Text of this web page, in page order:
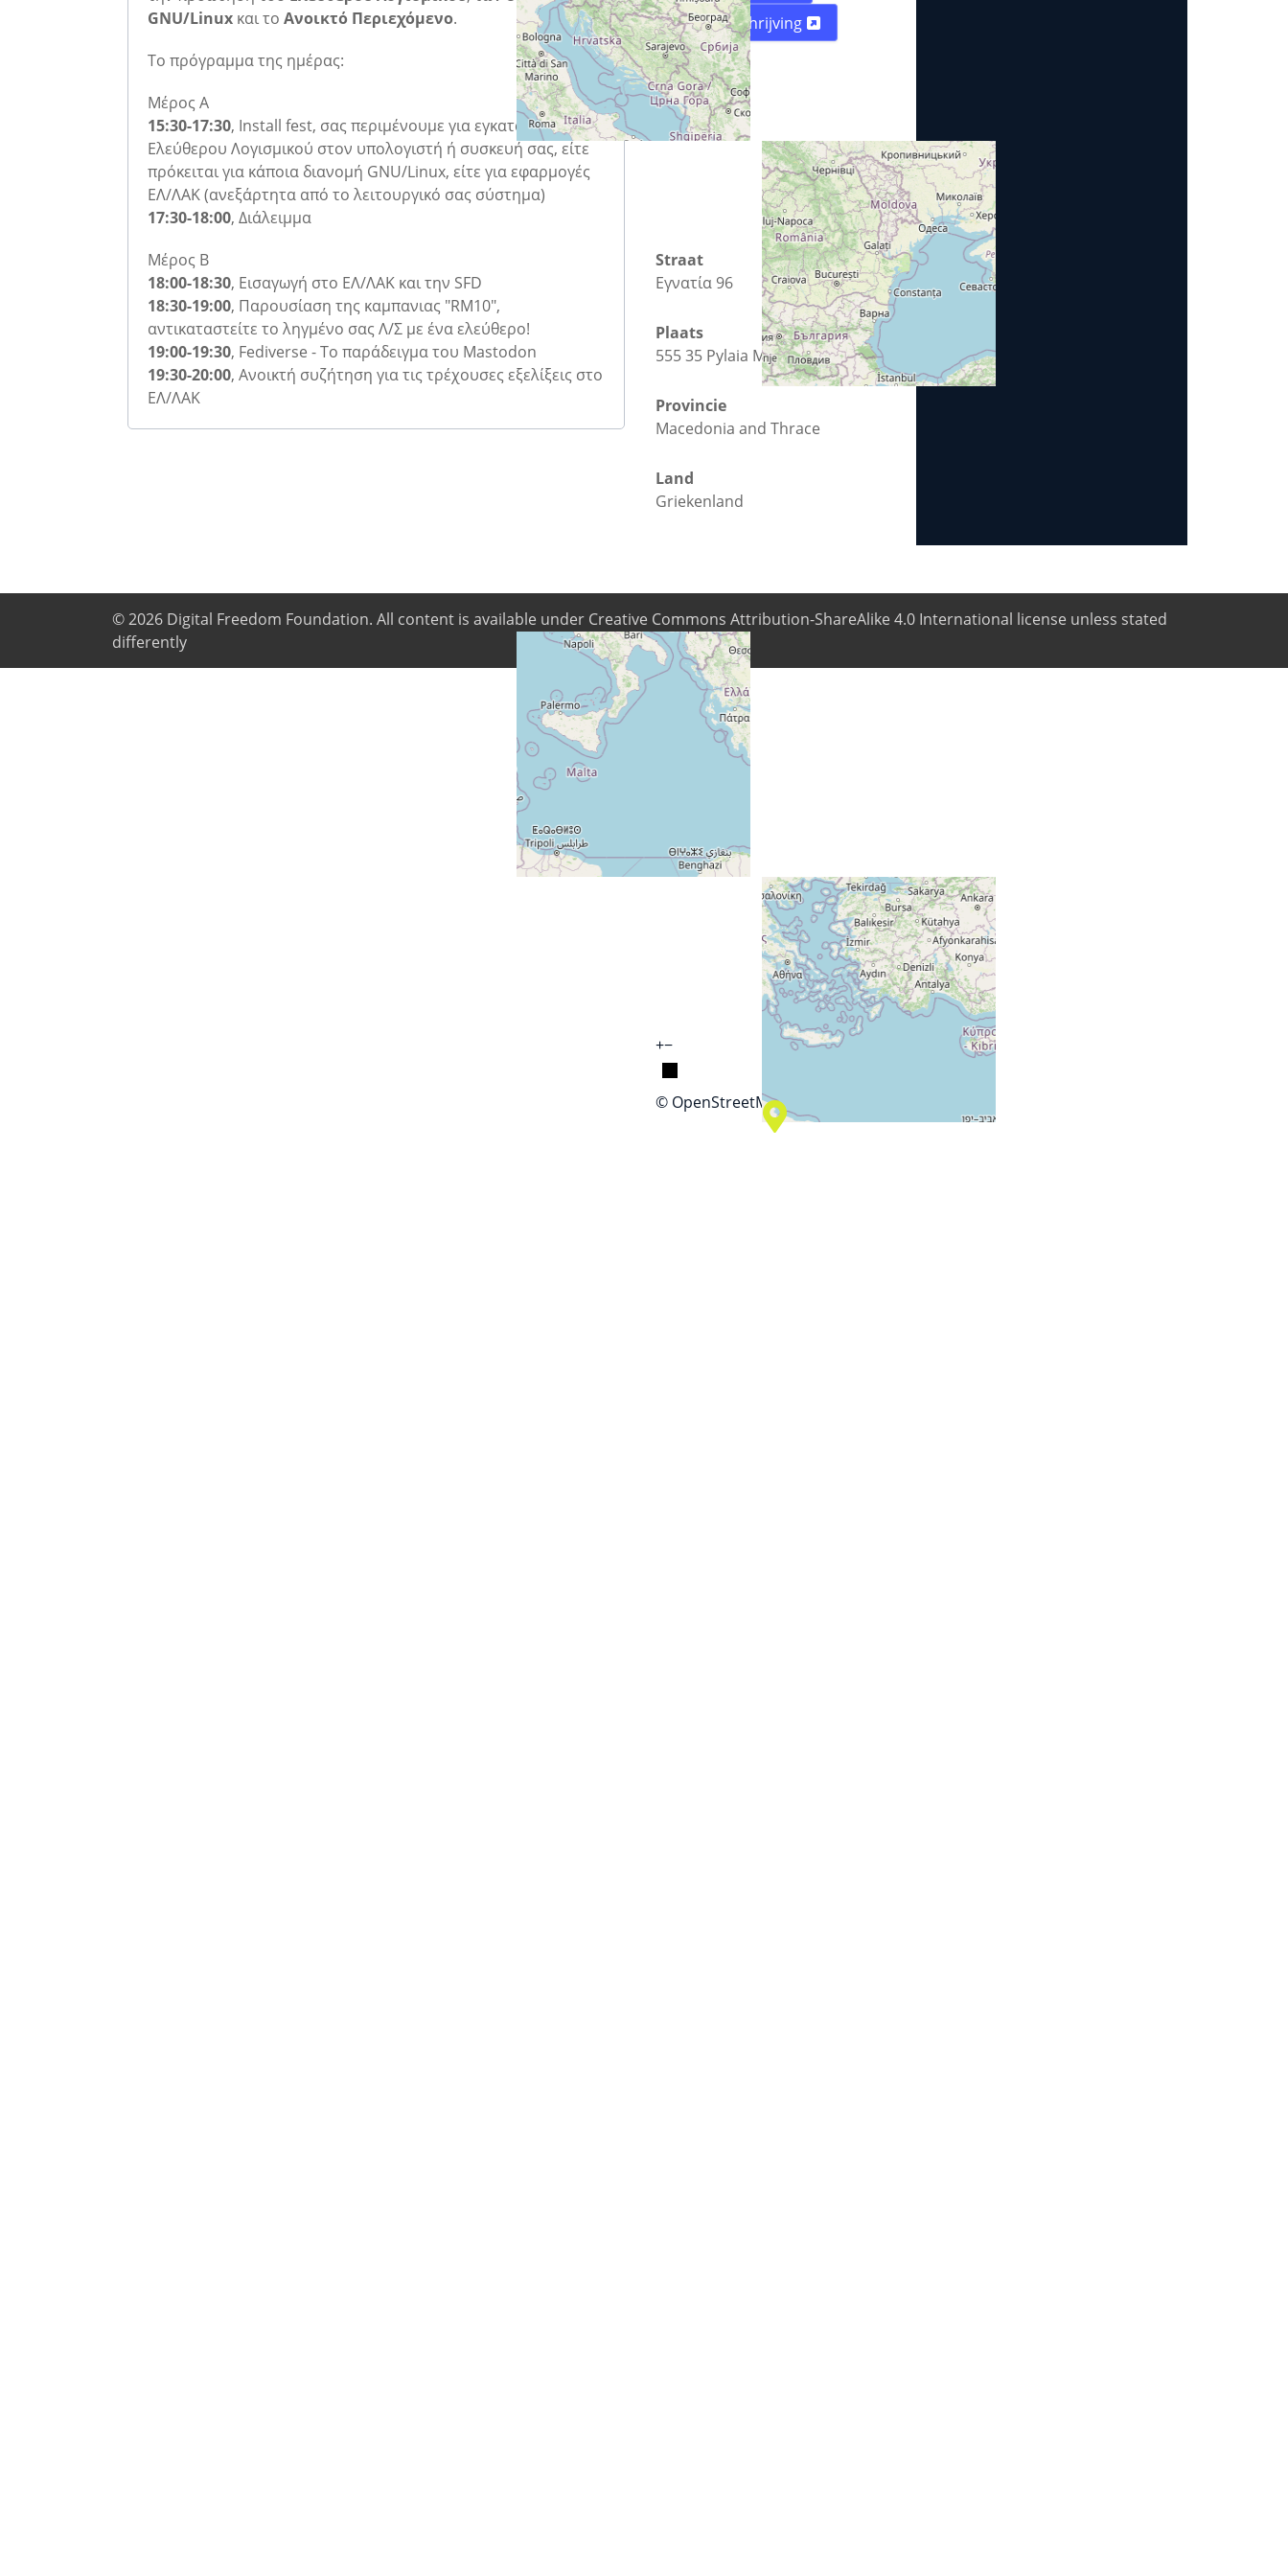
GNU/Linux και το Ανοικτό Περιεχόμενο.
To πρόγραμμα της ημέρας:
Μέρος Α
15:30-17:30, Ιnstall fest, σας περιμένουμε για εγκατάσταση
Ελεύθερου Λογισμικού στον υπολογιστή ή συσκευή σας, είτε
πρόκειται για κάποια διανομή GNU/Linux, είτε για εφαρμογές
ΕΛ/ΛΑΚ (ανεξάρτητα από το λειτουργικό σας σύστημα)
17:30-18:00, Διάλειμμα
Μέρος Β
18:00-18:30, Εισαγωγή στο ΕΛ/ΛΑΚ και την SFD
18:30-19:00, Παρουσίαση της καμπανιας "RM10",
αντικαταστείτε το ληγμένο σας Λ/Σ με ένα ελεύθερο!
19:00-19:30, Fediverse - Το παράδειγμα του Mastodon
19:30-20:00, Ανοικτή συζήτηση για τις τρέχουσες εξελίξεις στο
ΕΛ/ΛΑΚ
Routebeschrijving
+−
© OpenStreetMap
Straat
Εγνατία 96
Plaats
555 35 Pylaia Municipal Unit
Provincie
Macedonia and Thrace
Land
Griekenland
© 2026 Digital Freedom Foundation. All content is available under Creative Commons Attribution-ShareAlike 4.0 International license unless stated
differently